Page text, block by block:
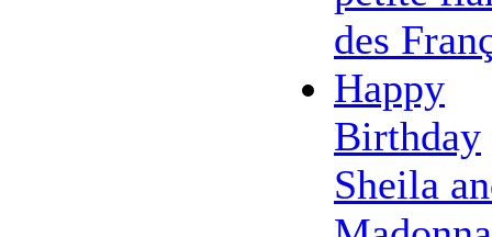
des
Happy
Birthday
Sheila